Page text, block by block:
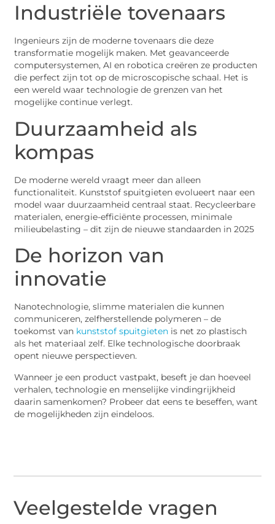
Industriële tovenaars
Ingenieurs zijn de moderne tovenaars die deze
transformatie mogelijk maken. Met geavanceerde
computersystemen, AI en robotica creëren ze producten
die perfect zijn tot op de microscopische schaal. Het is
een wereld waar technologie de grenzen van het
mogelijke continue verlegt.
Duurzaamheid als
kompas
De moderne wereld vraagt meer dan alleen
functionaliteit. Kunststof spuitgieten evolueert naar een
model waar duurzaamheid centraal staat. Recycleerbare
materialen, energie-efficiënte processen, minimale
milieubelasting – dit zijn de nieuwe standaarden in 2025
De horizon van
innovatie
Nanotechnologie, slimme materialen die kunnen
communiceren, zelfherstellende polymeren – de
toekomst van kunststof spuitgieten is net zo plastisch
als het materiaal zelf. Elke technologische doorbraak
opent nieuwe perspectieven.
Wanneer je een product vastpakt, beseft je dan hoeveel
verhalen, technologie en menselijke vindingrijkheid
daarin samenkomen? Probeer dat eens te beseffen, want
de mogelijkheden zijn eindeloos.
Veelgestelde vragen